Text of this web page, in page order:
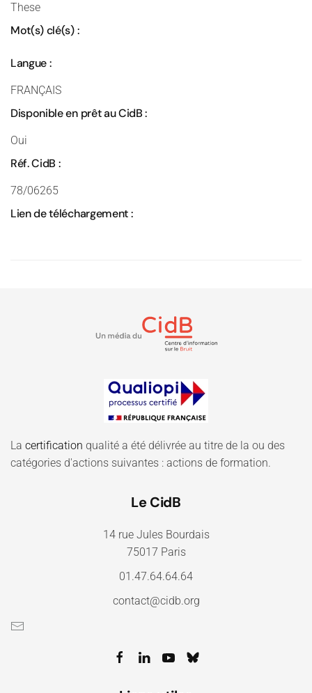
These
Mot(s) clé(s) :
Langue :
FRANÇAIS
Disponible en prêt au CidB :
Oui
Réf. CidB :
78/06265
Lien de téléchargement :
La certification qualité a été délivrée au titre de la ou des
catégories d'actions suivantes : actions de formation.
Le CidB
14 rue Jules Bourdais
75017 Paris
01.47.64.64.64
contact@cidb.org